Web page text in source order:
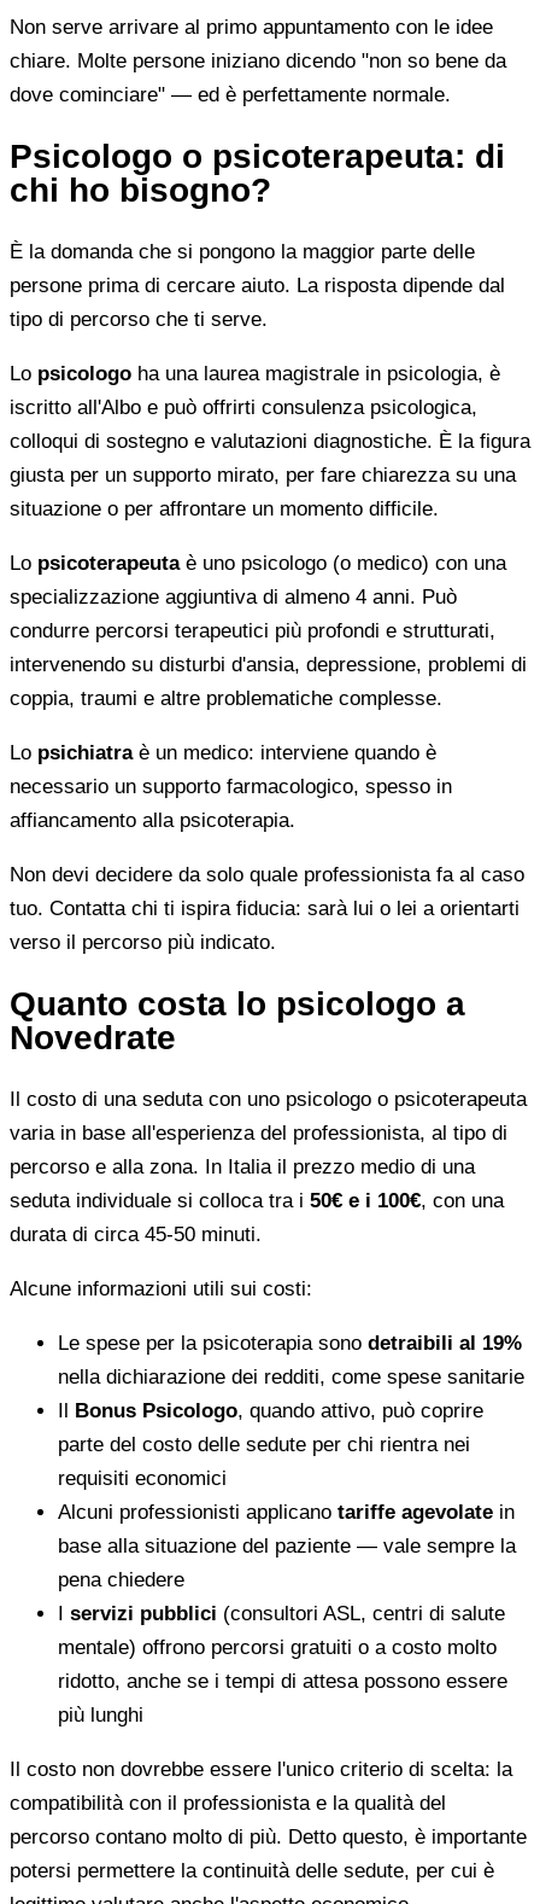
Non serve arrivare al primo appuntamento con le idee
chiare. Molte persone iniziano dicendo "non so bene da
dove cominciare" — ed è perfettamente normale.
Psicologo o psicoterapeuta: di
chi ho bisogno?
È la domanda che si pongono la maggior parte delle
persone prima di cercare aiuto. La risposta dipende dal
tipo di percorso che ti serve.
Lo psicologo ha una laurea magistrale in psicologia, è
iscritto all'Albo e può offrirti consulenza psicologica,
colloqui di sostegno e valutazioni diagnostiche. È la figura
giusta per un supporto mirato, per fare chiarezza su una
situazione o per affrontare un momento difficile.
Lo psicoterapeutaè uno psicologo (o medico) con una
specializzazione aggiuntiva di almeno 4 anni. Può
condurre percorsi terapeutici più profondi e strutturati,
intervenendo su disturbi d'ansia, depressione, problemi di
coppia, traumi e altre problematiche complesse.
Lo psichiatraè un medico: interviene quando è
necessario un supporto farmacologico, spesso in
affiancamento alla psicoterapia.
Non devi decidere da solo quale professionista fa al caso
tuo. Contatta chi ti ispira fiducia: sarà lui o lei a orientarti
verso il percorso più indicato.
Quanto costa lo psicologo a
Novedrate
Il costo di una seduta con uno psicologo o psicoterapeuta
varia in base all'esperienza del professionista, al tipo di
percorso e alla zona. In Italia il prezzo medio di una
seduta individuale si colloca tra i 50€ e i 100€, con una
durata di circa 45-50 minuti.
Alcune informazioni utili sui costi:
Le spese per la psicoterapia sono detraibili al 19%
nella dichiarazione dei redditi, come spese sanitarie
Il Bonus Psicologo, quando attivo, può coprire
parte del costo delle sedute per chi rientra nei
requisiti economici
Alcuni professionisti applicano tariffe agevolate in
base alla situazione del paziente — vale sempre la
pena chiedere
I servizi pubblici (consultori ASL, centri di salute
mentale) offrono percorsi gratuiti o a costo molto
ridotto, anche se i tempi di attesa possono essere
più lunghi
Il costo non dovrebbe essere l'unico criterio di scelta: la
compatibilità con il professionista e la qualità del
percorso contano molto di più. Detto questo, è importante
potersi permettere la continuità delle sedute, per cui è